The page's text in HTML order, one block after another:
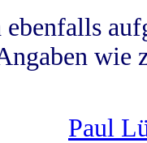
wie
Paul